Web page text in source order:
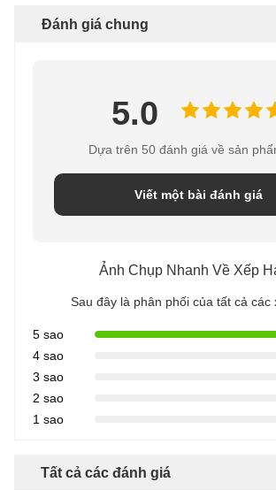
Đánh giá chung
5.0
Dựa trên 50 đánh giá về sản
Viết một bài đánh giá
Ảnh Chụp Nhanh Về Xếp
Sau đây là phân phối của tất cả các
5 sao
4 sao
3 sao
2 sao
1 sao
Tất cả các đánh giá